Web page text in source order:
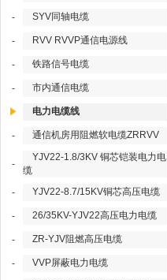
- SYV同轴电缆
- RVV RVVP通信电源线
- 铁路信号电缆
- 市内通信电缆
电力电缆线
- 通信机房用阻燃软电缆ZRRVV
-
YJV22-1.8/3KV 铜芯铠装电力电
缆
-
YJV22-8.7/15KV铜芯高压电缆
- 26/35KV-YJV22高压电力电缆
- ZR-YJV阻燃高压电缆
- VVP屏蔽电力电缆